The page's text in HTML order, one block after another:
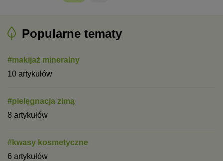
Popularne tematy
#makijaż mineralny
10 artykułów
#pielęgnacja zimą
8 artykułów
#kwasy kosmetyczne
6 artykułów